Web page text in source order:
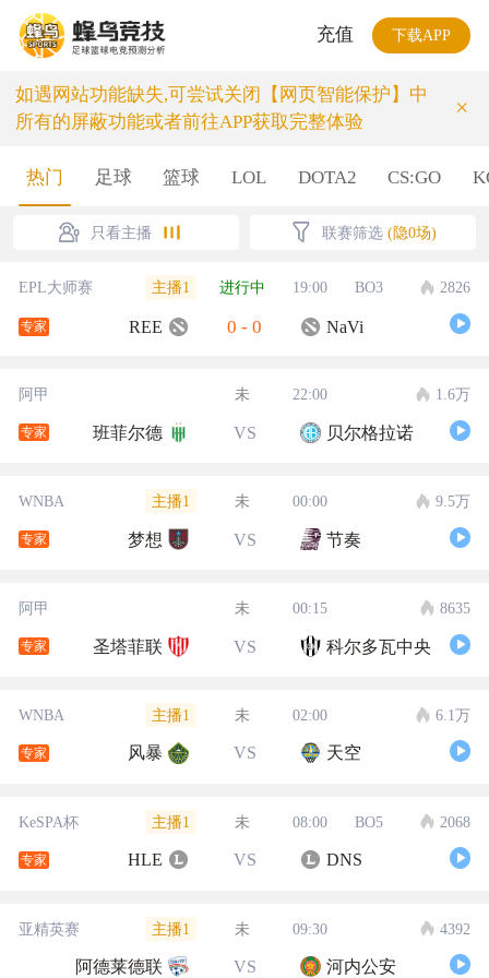
充值 下载APP
如遇网站功能缺失,可尝试关闭【网页智能保护】中
所有的屏蔽功能或者前往APP获取完整体验
×
热门 足球 篮球 LOL DOTA2 CS:GO
只看主播 联赛筛选 (隐0场)
EPL大师赛 主播1 进行中 19:00 BO3 2826
专家 REE 0 - 0 NaVi
阿甲 未 22:00 1.6万
专家 班菲尔德 VS 贝尔格拉诺
WNBA 主播1 未 00:00 9.5万
专家 梦想 VS 节奏
阿甲 未 00:15 8635
专家 圣塔菲联 VS 科尔多瓦中央
WNBA 主播1 未 02:00 6.1万
专家 风暴 VS 天空
KeSPA杯 主播1 未 08:00 BO5 2068
专家 HLE VS DNS
亚精英赛 主播1 未 09:30 4392
阿德莱德联 VS 河内公安